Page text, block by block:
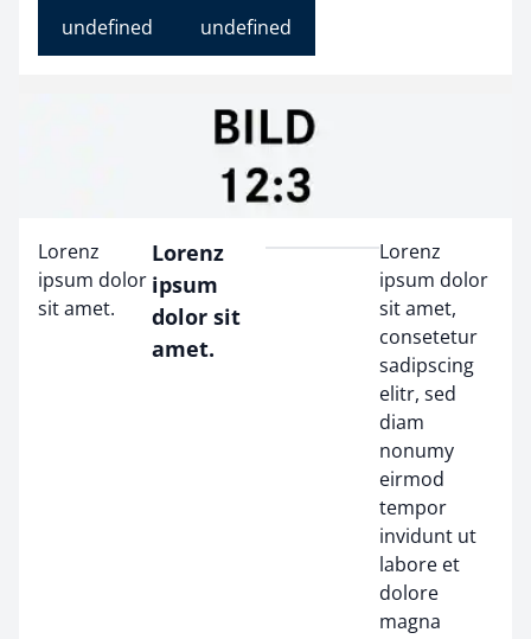
undefined
undefined
Lorenz
ipsum dolor
sit amet.
Lorenz
ipsum
dolor sit
amet.
Lorenz
ipsum dolor
sit amet,
consetetur
sadipscing
elitr, sed
diam
nonumy
eirmod
tempor
invidunt ut
labore et
dolore
magna